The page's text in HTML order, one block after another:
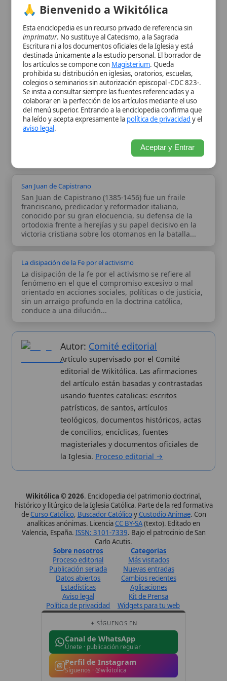
Legado y relevancia actual
Citas y referencias
Modificado el 9 de octubre de 2025 •FideScore™ 5.82•Citar este
artículo•Paq. Scorm (LMS)•Sugerir mejora•Compartir artículo
Imprimir artículo• Generar QR• Instalar aplicación
San Juan de Capistrano
San Juan de Capistrano (1385-1456) fue un fraile
franciscano, predicador y reformador italiano,
conocido por su gran elocuencia, su defensa de la
ortodoxia frente a herejías y su papel decisivo en la
victoria cristiana sobre los otomanos en la batalla...
La disipación de la fe por el activismo se refiere al
fenómeno en el que el compromiso excesivo o mal
orientado en acciones sociales, políticas o de justicia,
sin un arraigo profundo en la doctrina católica,
conduce a una dilución...
Artículo supervisado por el Comité
editorial de Wikitólica. Las afirmaciones
del artículo están basadas y contrastadas
usando fuentes catolicas: escritos
patrísticos, de santos, artículos
de concilios, encíclicas, fuentes
magisteriales y documentos oficiales de
Proceso editorial →
Wikitólica © 2026. Enciclopedia del patrimonio doctrinal,
histórico y litúrgico de la Iglesia Católica. Parte de la red formativa
Curso Católico,Buscador CatólicoyCustodio Animae
analíticas anónimas. Licencia (texto). Editado en
Valencia, España.ISSN: 3101-7339. Bajo el patrocinio de San
Carlo Acutis.
Proceso editorial
Publicación seriada
Estadísticas
Más visitados
Nuevas entradas
Aplicaciones
✦ SÍGUENOS EN
Canal de WhatsApp
Únete · publicación regular
Perfil de Instagram
Síguenos · @wikitolica
prohibida su distribución en iglesias, oratorios, escuelas,
colegios o seminarios sin autorización episcopal -CDC 823-.
colaborar en la perfección de los artículos mediante el uso
del menú superior. Entrando a la enciclopedia confirma que
ha leído y acepta expresamente lapolítica de privacidady el
aviso legal.
Aceptar y Entrar